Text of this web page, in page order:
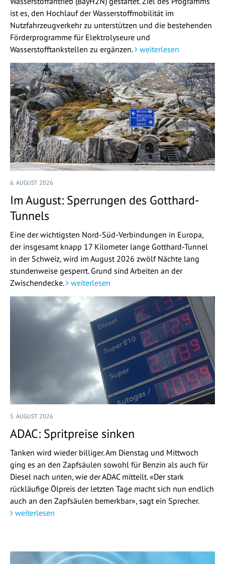
ist es, den Hochlauf der Wasserstoffmobilität im
Nutzfahrzeugverkehr zu unterstützen und die bestehenden
Förderprogramme für Elektrolyseure und
Wasserstofftankstellen zu ergänzen.
weiterlesen
6. AUGUST 2026
Im August: Sperrungen des Gotthard-
Tunnels
Eine der wichtigsten Nord-Süd-Verbindungen in Europa,
der insgesamt knapp 17 Kilometer lange Gotthard-Tunnel
in der Schweiz, wird im August 2026 zwölf Nächte lang
stundenweise gesperrt. Grund sind Arbeiten an der
Zwischendecke.
weiterlesen
5. AUGUST 2026
ADAC: Spritpreise sinken
Tanken wird wieder billiger. Am Dienstag und Mittwoch
ging es an den Zapfsäulen sowohl für Benzin als auch für
Diesel nach unten, wie der ADAC mitteilt. «Der stark
rückläufige Ölpreis der letzten Tage macht sich nun endlich
auch an den Zapfsäulen bemerkbar», sagt ein Sprecher.
weiterlesen